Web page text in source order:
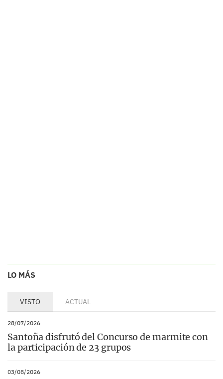
LO MÁS
VISTO ACTUAL
28/07/2026
Santoña disfrutó del Concurso de marmite con
la participación de 23 grupos
03/08/2026